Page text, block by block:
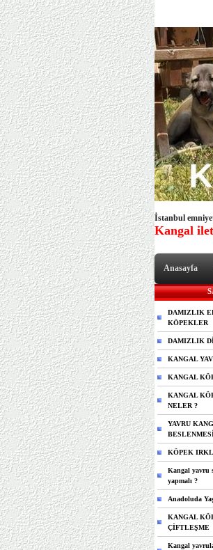
İstanbul
Kangal
Anasayfa
DAMIZLIK
KÖPEKLER
DAMIZLIK
KANGAL
KANGAL
KANGAL
NELER ?
YAVRU
KÖPEK
Kangal yavru
yapmalı ?
Anadoluda
KANGAL
ÇİFTLEŞME
Kangal